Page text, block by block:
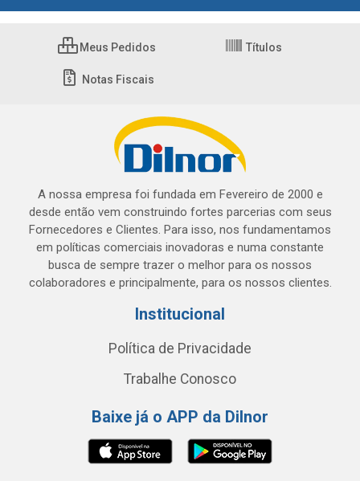
Meus Pedidos Títulos
Notas Fiscais
A nossa empresa foi fundada em Fevereiro de 2000 e
desde então vem construindo fortes parcerias com seus
Fornecedores e Clientes. Para isso, nos fundamentamos
em políticas comerciais inovadoras e numa constante
busca de sempre trazer o melhor para os nossos
colaboradores e principalmente, para os nossos clientes.
Institucional
Política de Privacidade
Trabalhe Conosco
Baixe já o APP da Dilnor